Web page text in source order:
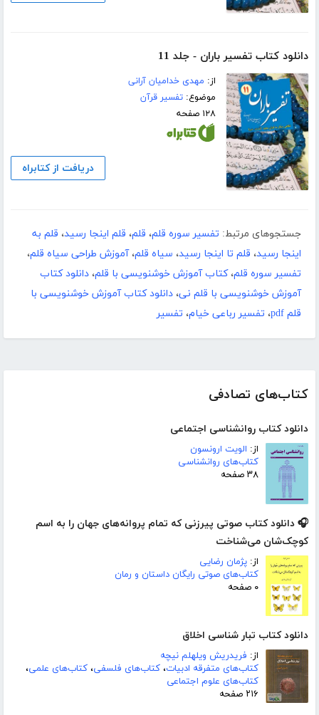
کتاب‌های تصادفی
دانلود کتاب روانشناسی اجتماعی
از: الویت ارونسون
کتاب‌های روانشناسی
۳۸ صفحه
🎧 دانلود کتاب صوتی پیرزنی که تمام پروانه‌های جهان را به اسم
کوچک‌شان می‌شناخت
از: پژمان رضایی
کتاب‌های صوتی رایگان داستان و رمان
۰ صفحه
دانلود کتاب تبار شناسی اخلاق
از: فریدریش ویلهلم نیچه
کتاب‌های متفرقه ادبیات، کتاب‌های فلسفی، کتاب‌های علمی،
کتاب‌های علوم اجتماعی
۲۱۶ صفحه
دانلود کتاب تفسیر باران - جلد 11
از: مهدی خدامیان آرانی
موضوع:تفسیر قرآن
۱۲۸ صفحه
دریافت از کتابراه
جستجوهای مرتبط: تفسیر سوره قلم، قلم، قلم اینجا رسید، قلم به
اینجا رسید، قلم تا اینجا رسید، سیاه قلم،آموزش طراحی سیاه قلم،
تفسیر سوره قلم،کتاب آموزش خوشنویسی با قلم، دانلود کتاب
آموزش خوشنویسی با قلم نی، دانلود کتاب آموزش خوشنویسی با
قلم pdf
، تفسیر رباعی خیام، تفسیر